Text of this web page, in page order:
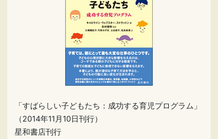
「すばらしい子どもたち：成功する育児プログラム」
（2014年11月10日刊行）
星和書店刊行